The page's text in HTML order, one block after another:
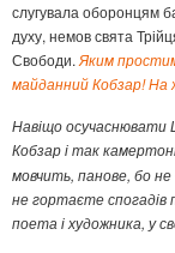
слугувала оборонцям
духу, немов свята
Свободи. Яким простим
майданний Кобзар! На
Навіщо осучаснювати
Кобзар і так
мовчить, панове, бо
не гортаєте спогадів
поета і художника, у